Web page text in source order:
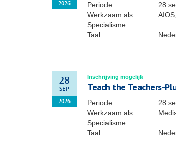
2026 Periode:
28
Werkzaam als:
Specialisme:
Taal:
28
SEP
2026
Inschrijving mogelijk
Teach the Teachers-
Periode:
28
Werkzaam als:
Specialisme:
Taal: